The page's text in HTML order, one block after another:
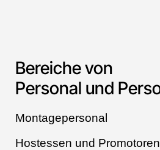
Bereiche von
Personal und
Montagepersonal
Hostessen und Promotoren